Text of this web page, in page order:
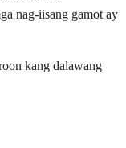
nag-iisang gamot ay
kang dalawang